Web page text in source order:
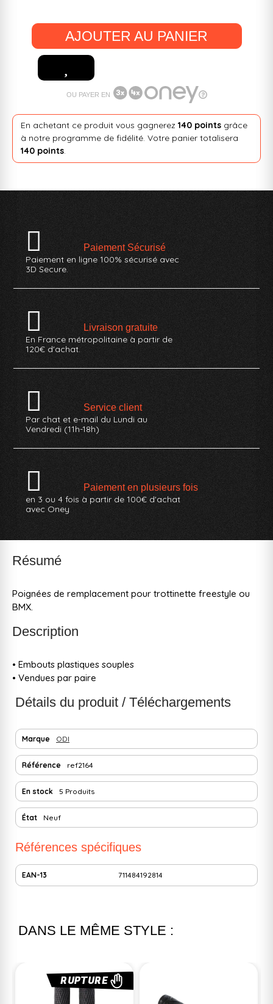
AJOUTER AU PANIER
OU PAYER EN
En achetant ce produit vous gagnerez 140 pointsgrâce
à notre programme de fidélité. Votre panier totalisera
140 points.
Paiement Sécurisé
Paiement en ligne 100% sécurisé avec
3D Secure.
Livraison gratuite
En France métropolitaine à partir de
120€ d'achat.
Service client
Par chat et e-mail du Lundi au
Vendredi (11h-18h)
Paiement en plusieurs fois
en 3 ou 4 fois à partir de 100€ d'achat
avec Oney
Résumé
Poignées de remplacement pour trottinette freestyle ou
BMX.
Description
• Embouts plastiques souples
• Vendues par paire
Détails du produit / Téléchargements
Marque ODI
Référence ref2164
En stock 5 Produits
État Neuf
Références spécifiques
EAN-13 711484192814
DANS LE MÊME STYLE :